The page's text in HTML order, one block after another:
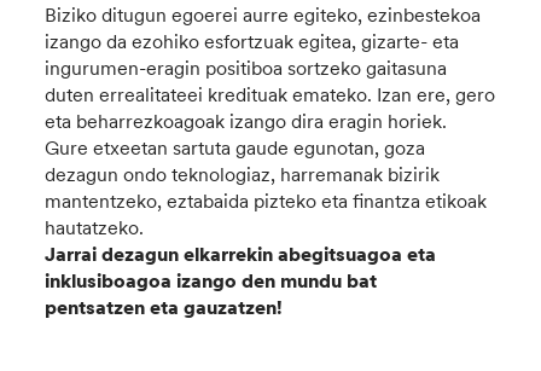
Biziko ditugun egoerei aurre egiteko, ezinbestekoa
izango da ezohiko esfortzuak egitea, gizarte- eta
ingurumen-eragin positiboa sortzeko gaitasuna
duten errealitateei kredituak emateko. Izan ere, gero
eta beharrezkoagoak izango dira eragin horiek.
Gure etxeetan sartuta gaude egunotan, goza
dezagun ondo teknologiaz, harremanak bizirik
mantentzeko, eztabaida pizteko eta finantza etikoak
hautatzeko.
Jarrai dezagun elkarrekin abegitsuagoa eta
inklusiboagoa izango den mundu bat
pentsatzen eta gauzatzen!